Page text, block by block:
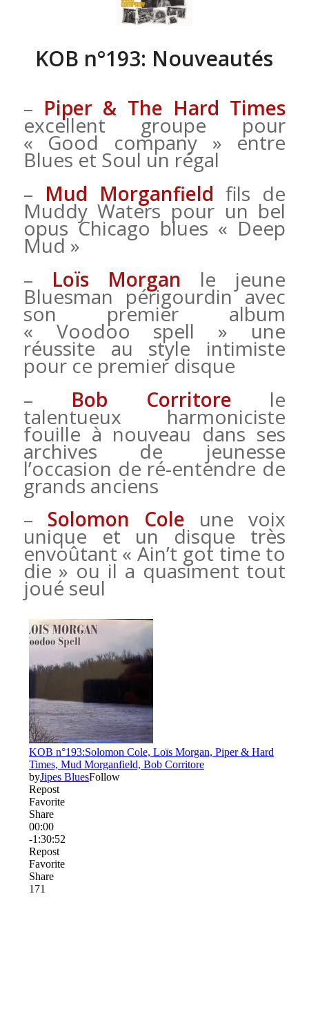
KOB n°193: Nouveautés
– Piper & The Hard Times
excellent groupe pour
« Good company » entre
Blues et Soul un régal
– Mud Morganfield fils de
Muddy Waters pour un bel
opus Chicago blues « Deep
Mud »
– Loïs Morgan le jeune
Bluesman périgourdin avec
son premier album
« Voodoo spell » une
réussite au style intimiste
pour ce premier disque
– Bob Corritore le
talentueux harmoniciste
fouille à nouveau dans ses
archives de jeunesse
l’occasion de ré-entendre de
grands anciens
– Solomon Cole une voix
unique et un disque très
envoûtant « Ain’t got time to
die » ou il a quasiment tout
joué seul